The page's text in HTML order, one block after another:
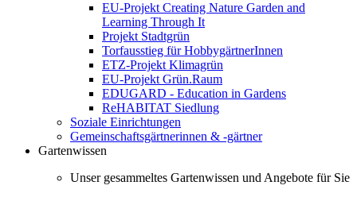
EU-Projekt Creating Nature Garden and
Learning Through It
Projekt Stadtgrün
Torfausstieg für HobbygärtnerInnen
ETZ-Projekt Klimagrün
EU-Projekt Grün.Raum
EDUGARD - Education in Gardens
ReHABITAT Siedlung
Soziale Einrichtungen
Gemeinschaftsgärtnerinnen & -gärtner
Gartenwissen
Unser gesammeltes Gartenwissen und Angebote für Sie